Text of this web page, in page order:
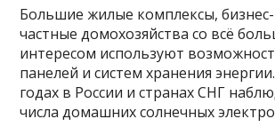
Большие жилые комплексы,
частные домохозяйства со всё
интересом используют
панелей и систем хранения
годах в России и странах СНГ
числа домашних солнечных